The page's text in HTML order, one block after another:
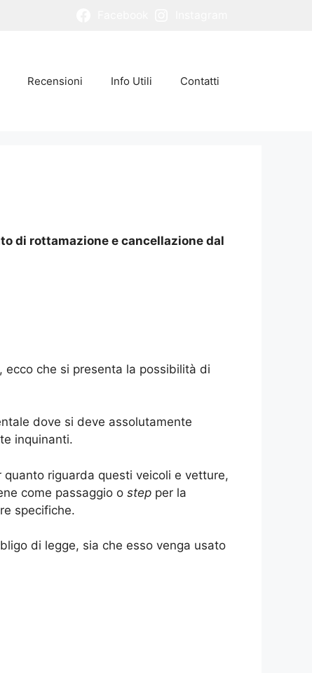
Recensioni Info Utili Contatti
di rottamazione e cancellazione dal
che si presenta la possibilità di
dove si deve assolutamente
inquinanti.
quanto riguarda questi veicoli e vetture,
come passaggio o step per la
specifiche.
di legge, sia che esso venga usato